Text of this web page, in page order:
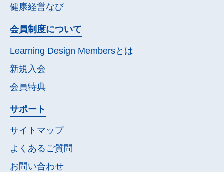
健康経営なび
会員制度について
Learning Design Membersとは
新規入会
会員特典
サポート
サイトマップ
よくあるご質問
お問い合わせ